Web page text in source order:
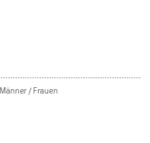
Männer / Frauen